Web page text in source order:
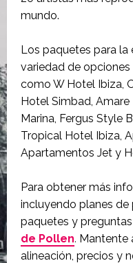
mundo.
Los paquetes para la
variedad de opciones
como W Hotel Ibiza,
Hotel Simbad, Amare
Marina, Fergus Style
Tropical Hotel Ibiza,
Apartamentos Jet y
Para obtener más
incluyendo planes
paquetes y
de Pollen. Mantente
alineación, precios y